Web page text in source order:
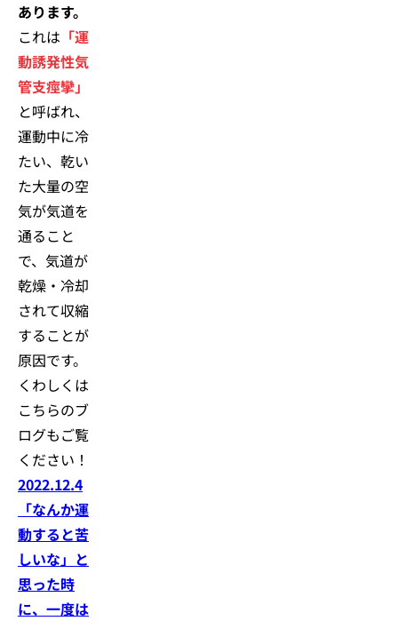
あります。
これは 「運
動誘発性気
管支痙攣」
と呼ばれ、
運動中に冷
たい、乾い
た大量の空
気が気道を
通ること
で、気道が
乾燥・冷却
されて収縮
することが
原因です。
くわしくは
こちらのブ
ログもご覧
ください！
2022.12.4
「なんか運
動すると苦
しいな」と
思った時
に、一度は